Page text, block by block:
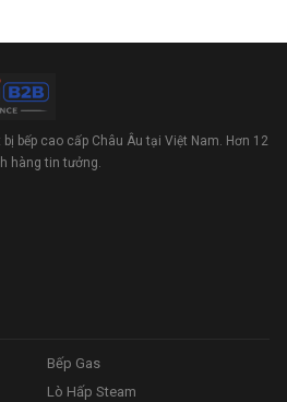
bếp cao cấp Châu Âu tại Việt Nam. Hơn 12
hàng tin tưởng.
Bếp Gas
Lò Hấp Steam